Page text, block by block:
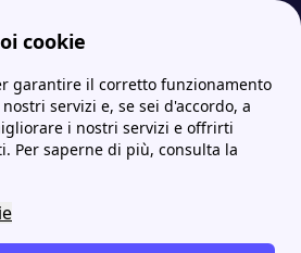
cookie
garantire il corretto funzionamento
servizi e, se sei d'accordo, a
i nostri servizi e offrirti
Per saperne di più, consulta la
Italgas modulistica: documenti e moduli per l'allaccio
e moduli per